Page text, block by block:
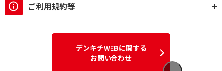
ご利用規約等
デンキチWEBに関する
お問い合わせ